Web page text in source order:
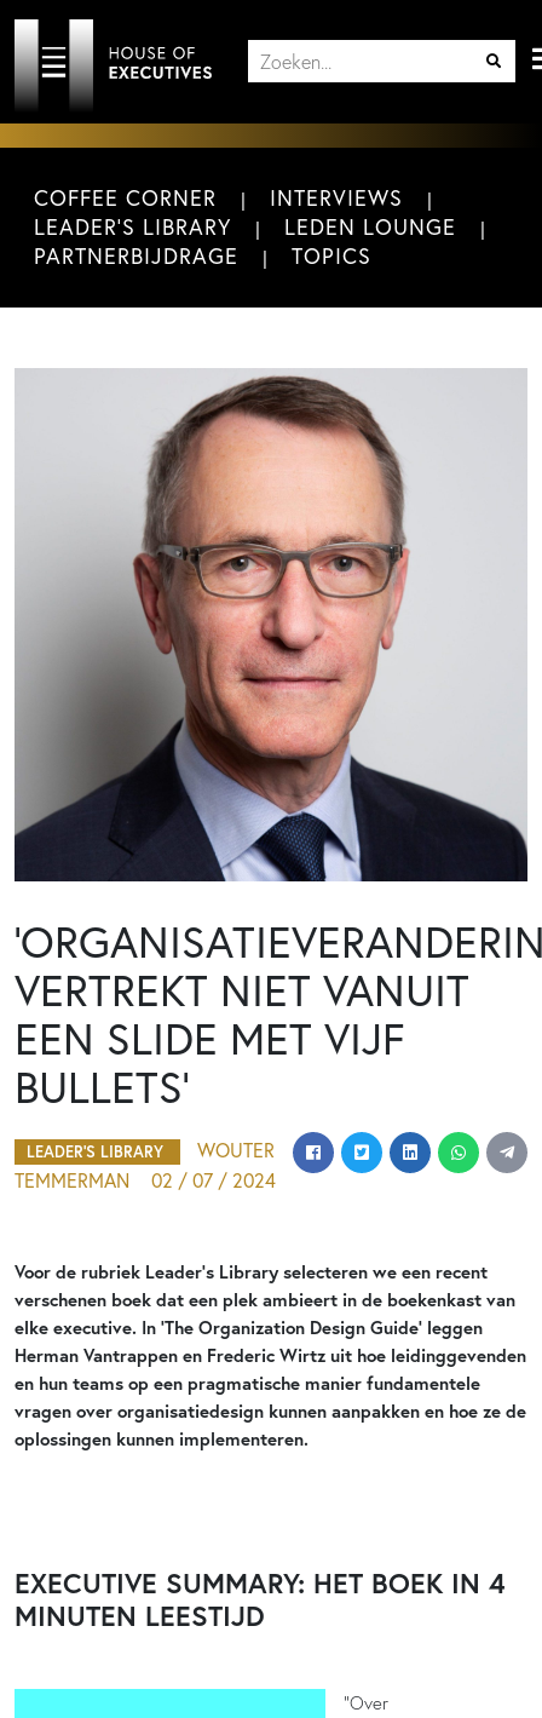
COFFEE CORNER
INTERVIEWS
LEADER'S LIBRARY
LEDEN LOUNGE
PARTNERBIJDRAGE
TOPICS
VERTREKT NIET VANUIT
EEN SLIDE MET VIJF
BULLETS’
LEADER'S LIBRARY
WOUTER
TEMMERMAN
02 / 07 / 2024
Voor de rubriek Leader’s Library selecteren we een recent
verschenen boek dat een plek ambieert in de boekenkast van
elke executive. In ‘The Organization Design Guide’ leggen
Herman Vantrappen en Frederic Wirtz uit hoe leidinggevenden
en hun teams op een pragmatische manier fundamentele
vragen over organisatiedesign kunnen aanpakken en hoe ze de
oplossingen kunnen implementeren.
EXECUTIVE SUMMARY: HET BOEK IN 4
MINUTEN LEESTIJD
“Over